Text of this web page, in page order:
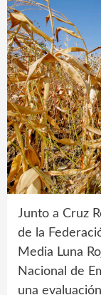
Junto a Cruz
de la
Media Luna
Nacional de
una